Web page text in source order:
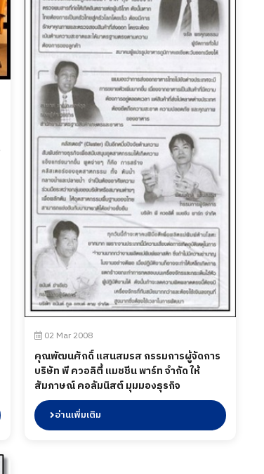
02 Mar 2008
คุณพัฒนศักดิ์ แสนสมรส กรรมการผู้จัดการ
บริษัท พี ควอลิตี้ แมชชีน พาร์ท จำกัด ให้
สัมภาษณ์ คอลัมนิสต์ มุมมองธุรกิจ
อ่านเพิ่มเติม